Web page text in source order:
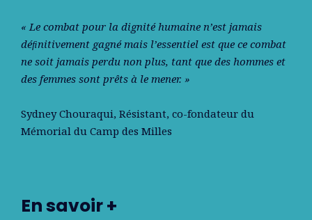
« Le combat pour la dignité humaine n’est jamais
déﬁnitivement gagné mais l’essentiel est que ce combat
ne soit jamais perdu non plus, tant que des hommes et
des femmes sont prêts à le mener. »
Sydney Chouraqui, Résistant, co-fondateur du
Mémorial du Camp des Milles
En savoir +